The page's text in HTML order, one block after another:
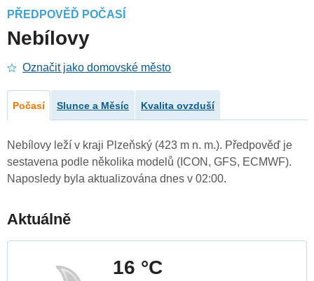
PŘEDPOVĚĎ POČASÍ
Nebílovy
Označit jako domovské město
Počasí Slunce a Měsíc Kvalita ovzduší
Nebílovy leží v kraji Plzeňský (423 m n. m.). Předpověď je
sestavena podle několika modelů (ICON, GFS, ECMWF).
Naposledy byla aktualizována dnes v 02:00.
Aktuálně
16 °C